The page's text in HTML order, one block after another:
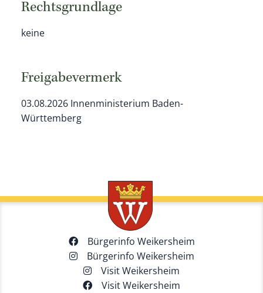
Rechtsgrundlage
keine
Freigabevermerk
03.08.2026 Innenministerium Baden-
Württemberg
Bürgerinfo Weikersheim
Bürgerinfo Weikersheim
Visit Weikersheim
Visit Weikersheim